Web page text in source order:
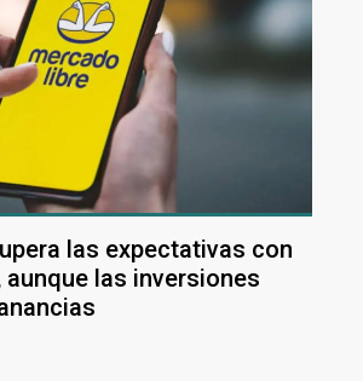
las expectativas con
las inversiones